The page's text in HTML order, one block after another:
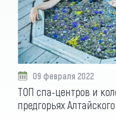
09 февраля 2022
ТОП спа-центров и
предгорьях